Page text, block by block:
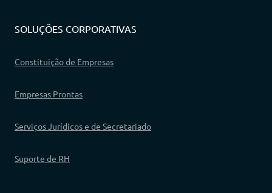
SOLUÇÕES CORPORATIVAS
Constituição de Empresas
Empresas Prontas
Serviços Jurídicos e de Secretariado
Suporte de RH